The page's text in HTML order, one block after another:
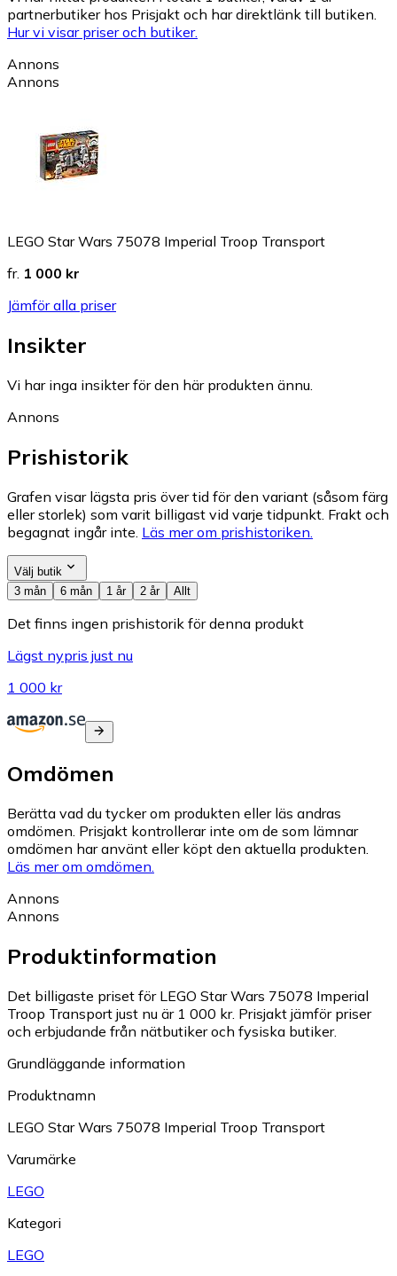
partnerbutiker hos Prisjakt och har direktlänk till butiken.
Hur vi visar priser och butiker.
Annons
Annons
LEGO Star Wars 75078 Imperial Troop Transport
fr. 1 000 kr
Jämför alla priser
Insikter
Vi har inga insikter för den här produkten ännu.
Annons
Prishistorik
Grafen visar lägsta pris över tid för den variant (såsom färg
eller storlek) som varit billigast vid varje tidpunkt. Frakt och
begagnat ingår inte. Läs mer om prishistoriken.
Välj butik
3 mån
6 mån 1 år 2 år Allt
Det finns ingen prishistorik för denna produkt
Lägst nypris just nu
1 000 kr
Omdömen
Berätta vad du tycker om produkten eller läs andras
omdömen. Prisjakt kontrollerar inte om de som lämnar
omdömen har använt eller köpt den aktuella produkten.
Läs mer om omdömen.
Annons
Annons
Produktinformation
Det billigaste priset för LEGO Star Wars 75078 Imperial
Troop Transport just nu är 1 000 kr. Prisjakt jämför priser
och erbjudande från nätbutiker och fysiska butiker.
Grundläggande information
Produktnamn
LEGO Star Wars 75078 Imperial Troop Transport
Varumärke
LEGO
Kategori
LEGO